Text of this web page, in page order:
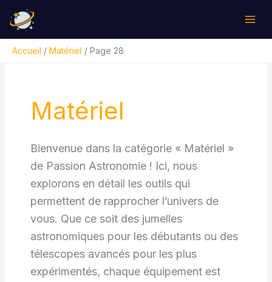
contenu
Accueil
Matériel Page 28
Matériel
Bienvenue dans la catégorie « Matériel »
de Passion Astronomie ! Ici, nous
explorons en détail les outils qui
permettent de rapprocher l’univers de
vous. Que ce soit des jumelles
astronomiques pour les débutants ou des
télescopes avancés pour les plus
expérimentés, chaque équipement est
Rechercher